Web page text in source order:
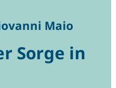
Maio
Sorge in